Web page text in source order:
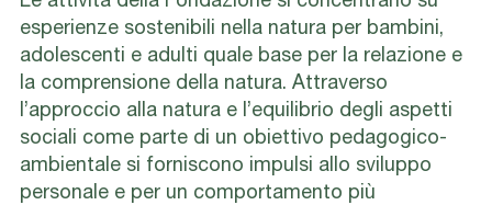
esperienze sostenibili nella natura per bambini,
adolescenti e adulti quale base per la relazione e
la comprensione della natura. Attraverso
l’approccio alla natura e l’equilibrio degli aspetti
sociali come parte di un obiettivo pedagogico-
ambientale si forniscono impulsi allo sviluppo
personale e per un comportamento più